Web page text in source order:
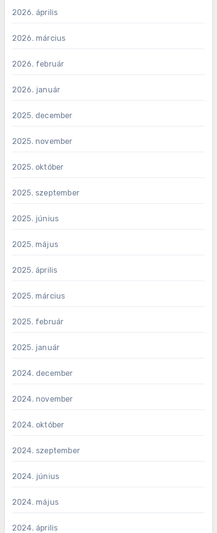
2026. április
2026. március
2026. február
2026. január
2025. december
2025. november
2025. október
2025. szeptember
2025. június
2025. május
2025. április
2025. március
2025. február
2025. január
2024. december
2024. november
2024. október
2024. szeptember
2024. június
2024. május
2024. április